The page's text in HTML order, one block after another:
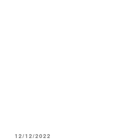
12/12/2022